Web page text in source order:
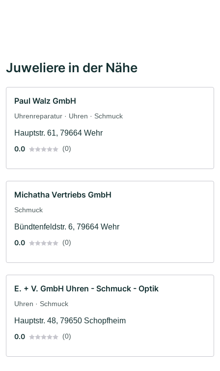
Juweliere in der Nähe
Paul Walz GmbH
Uhrenreparatur · Uhren · Schmuck
Hauptstr. 61, 79664 Wehr
0.0
(0)
Michatha Vertriebs GmbH
Schmuck
Bündtenfeldstr. 6, 79664 Wehr
0.0
(0)
E. + V. GmbH Uhren - Schmuck - Optik
Uhren · Schmuck
Hauptstr. 48, 79650 Schopfheim
0.0
(0)